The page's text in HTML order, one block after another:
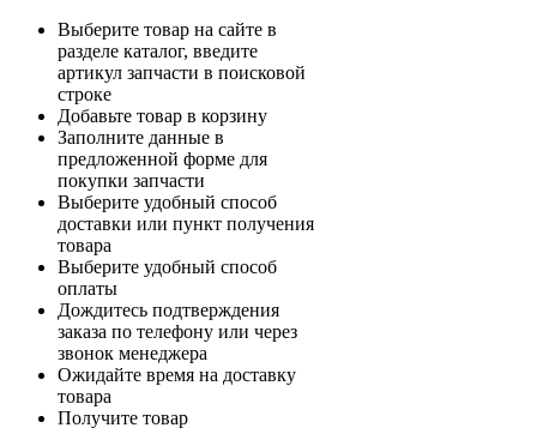
Выберите товар на сайте в
разделе каталог, введите
артикул запчасти в поисковой
строке
Добавьте товар в корзину
Заполните данные в
предложенной форме для
покупки запчасти
Выберите удобный способ
доставки или пункт получения
товара
Выберите удобный способ
оплаты
Дождитесь подтверждения
заказа по телефону или через
звонок менеджера
Ожидайте время на доставку
товара
Получите товар